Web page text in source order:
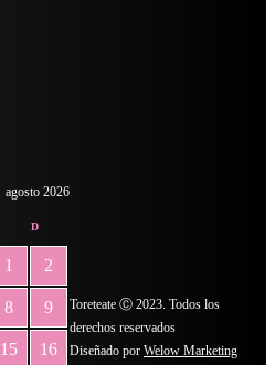
agosto 2026
D
1 2
8 9
15 16
Toreteate Ⓒ 2023. Todos los
derechos reservados
Diseñado por Welow Marketing